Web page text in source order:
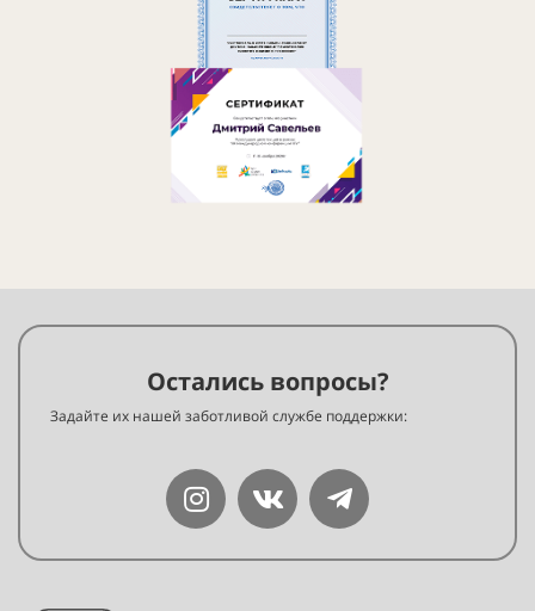
Остались вопросы?
Задайте их нашей заботливой службе поддержки: